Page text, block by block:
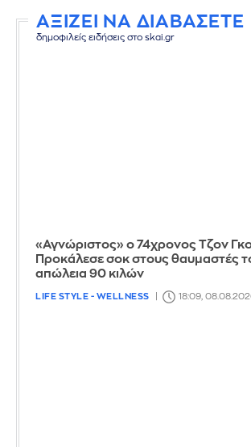
ΑΞΙΖΕΙ ΝΑ ΔΙΑΒΑΣΕΤΕ
δημοφιλείς ειδήσεις στο skai.gr
«Αγνώριστος» ο 74χρονος Τζον
Προκάλεσε σοκ στους θαυμαστές
απώλεια 90 κιλών
LIFE STYLE - WELLNESS 18:09,